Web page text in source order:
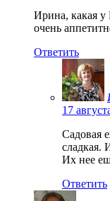
Ирина, какая у
очень
Ответить
17
Садовая
сладкая.
Их нее
Ответить